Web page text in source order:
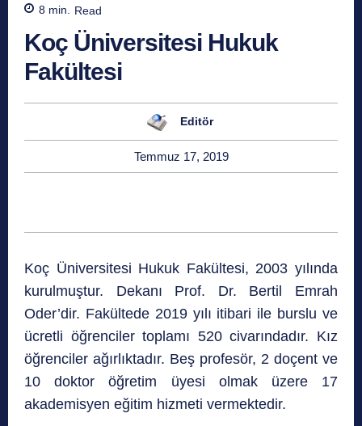
8 min. Read
Koç Üniversitesi Hukuk
Fakültesi
Editör
Temmuz 17, 2019
Koç Üniversitesi Hukuk Fakültesi, 2003 yılında
kurulmuştur. Dekanı Prof. Dr. Bertil Emrah
Oder’dir. Fakültede 2019 yılı itibari ile burslu ve
ücretli öğrenciler toplamı 520 civarındadır. Kız
öğrenciler ağırlıktadır. Beş profesör, 2 doçent ve
10 doktor öğretim üyesi olmak üzere 17
akademisyen eğitim hizmeti vermektedir.